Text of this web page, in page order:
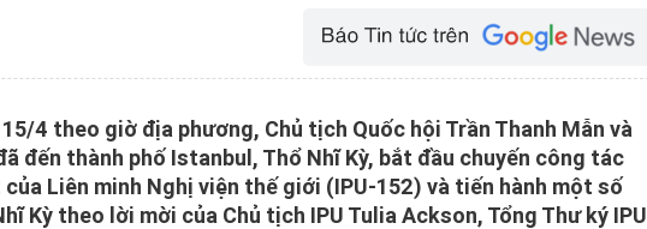
4 theo giờ địa phương, Chủ tịch Quốc hội Trần Thanh Mẫn và
đến thành phố Istanbul, Thổ Nhĩ Kỳ, bắt đầu chuyến công tác
Liên minh Nghị viện thế giới (IPU-152) và tiến hành một số
Kỳ theo lời mời của Chủ tịch IPU Tulia Ackson, Tổng Thư ký IPU